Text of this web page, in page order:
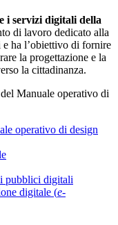
i servizi digitali della
di lavoro dedicato alla
ha l’obiettivo di fornire
la progettazione e la
la cittadinanza.
Manuale operativo di
operativo di design
pubblici digitali
digitale (e-